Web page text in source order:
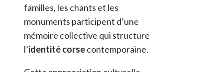
familles, les chants et les
monuments participent d’une
mémoire collective qui structure
l’identité corsecontemporaine.